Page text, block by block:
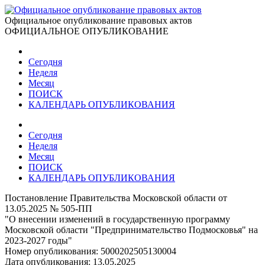
Официальное опубликование правовых актов
ОФИЦИАЛЬНОЕ ОПУБЛИКОВАНИЕ
Сегодня
Неделя
Месяц
ПОИСК
КАЛЕНДАРЬ ОПУБЛИКОВАНИЯ
Сегодня
Неделя
Месяц
ПОИСК
КАЛЕНДАРЬ ОПУБЛИКОВАНИЯ
Постановление Правительства Московской области от
13.05.2025 № 505-ПП
"О внесении изменений в государственную программу
Московской области "Предпринимательство Подмосковья" на
2023-2027 годы"
Номер опубликования: 5000202505130004
Дата опубликования: 13.05.2025